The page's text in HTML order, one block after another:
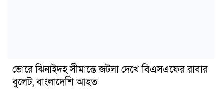
ভোরে ঝিনাইদহ সীমান্তে জটলা দেখে বিএসএফের রাবার
বুলেট, বাংলাদেশি আহত